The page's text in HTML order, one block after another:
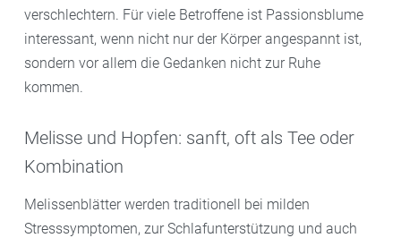
verschlechtern. Für viele Betroffene ist Passionsblume
interessant, wenn nicht nur der Körper angespannt ist,
sondern vor allem die Gedanken nicht zur Ruhe
kommen.
Melisse und Hopfen: sanft, oft als Tee oder
Kombination
Melissenblätter werden traditionell bei milden
Stresssymptomen, zur Schlafunterstützung und auch